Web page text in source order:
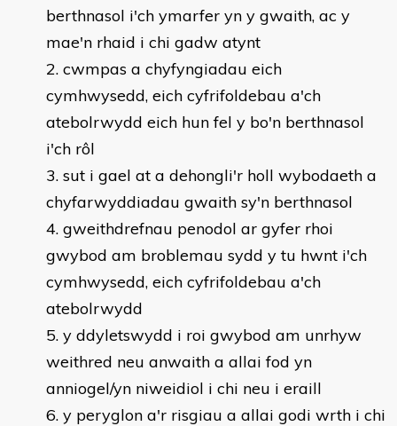
berthnasol i'ch ymarfer yn y gwaith, ac y
mae'n rhaid i chi gadw atynt
cwmpas a chyfyngiadau eich
cymhwysedd, eich cyfrifoldebau a'ch
atebolrwydd eich hun fel y bo'n berthnasol
i'ch rôl
sut i gael at a dehongli'r holl wybodaeth a
chyfarwyddiadau gwaith sy'n berthnasol
gweithdrefnau penodol ar gyfer rhoi
gwybod am broblemau sydd y tu hwnt i'ch
cymhwysedd, eich cyfrifoldebau a'ch
atebolrwydd
y ddyletswydd i roi gwybod am unrhyw
weithred neu anwaith a allai fod yn
anniogel/yn niweidiol i chi neu i eraill
y peryglon a'r risgiau a allai godi wrth i chi